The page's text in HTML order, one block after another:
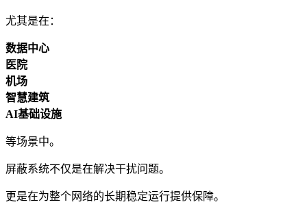
尤其是在：
数据中心
医院
机场
智慧建筑
AI基础设施
等场景中。
屏蔽系统不仅是在解决干扰问题。
更是在为整个网络的长期稳定运行提供保障。